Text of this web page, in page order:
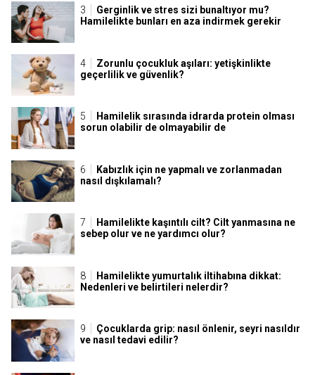
Gerginlik ve stres sizi bunaltıyor mu?
Hamilelikte bunları en aza indirmek gerekir
Zorunlu çocukluk aşıları: yetişkinlikte
geçerlilik ve güvenlik?
Hamilelik sırasında idrarda protein olması
sorun olabilir de olmayabilir de
Kabızlık için ne yapmalı ve zorlanmadan
nasıl dışkılamalı?
Hamilelikte kaşıntılı cilt? Cilt yanmasına ne
sebep olur ve ne yardımcı olur?
Hamilelikte yumurtalık iltihabına dikkat:
Nedenleri ve belirtileri nelerdir?
Çocuklarda grip: nasıl önlenir, seyri nasıldır
ve nasıl tedavi edilir?